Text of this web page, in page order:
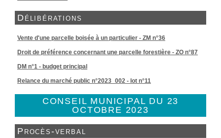
Délibérations
Vente d'une parcelle boisée à un particulier - ZM n°36
Droit de préférence concernant une parcelle forestière - ZO n°87
DM n°1 - budget principal
Relance du marché public n°2023_002 - lot n°11
CONSEIL MUNICIPAL DU 23
OCTOBRE 2023
Procès-verbal